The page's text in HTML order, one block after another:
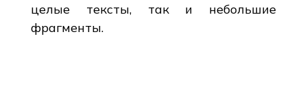
целые тексты, так и небольшие
фрагменты.